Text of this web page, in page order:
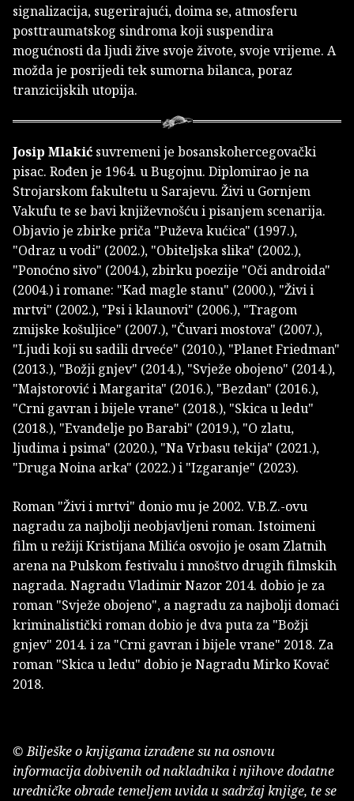
signalizacija, sugerirajući, doima se, atmosferu
posttraumatskog sindroma koji suspendira
mogućnosti da ljudi žive svoje živote, svoje vrijeme. A
možda je posrijedi tek sumorna bilanca, poraz
tranzicijskih utopija.
Josip Mlakić suvremeni je bosanskohercegovački
pisac. Rođen je 1964. u Bugojnu. Diplomirao je na
Strojarskom fakultetu u Sarajevu. Živi u Gornjem
Vakufu te se bavi književnošću i pisanjem scenarija.
Objavio je zbirke priča "Puževa kućica" (1997.),
"Odraz u vodi" (2002.), "Obiteljska slika" (2002.),
"Ponoćno sivo" (2004.), zbirku poezije "Oči androida"
(2004.) i romane: "Kad magle stanu" (2000.), "Živi i
mrtvi" (2002.), "Psi i klaunovi" (2006.), "Tragom
zmijske košuljice" (2007.), "Čuvari mostova" (2007.),
"Ljudi koji su sadili drveće" (2010.), "Planet Friedman"
(2013.), "Božji gnjev" (2014.), "Svježe obojeno" (2014.),
"Majstorović i Margarita" (2016.), "Bezdan" (2016.),
"Crni gavran i bijele vrane" (2018.), "Skica u ledu"
(2018.), "Evanđelje po Barabi" (2019.), "O zlatu,
ljudima i psima" (2020.), "Na Vrbasu tekija" (2021.),
"Druga Noina arka" (2022.) i "Izgaranje" (2023).
Roman "Živi i mrtvi" donio mu je 2002. V.B.Z.-ovu
nagradu za najbolji neobjavljeni roman. Istoimeni
film u režiji Kristijana Milića osvojio je osam Zlatnih
arena na Pulskom festivalu i mnoštvo drugih filmskih
nagrada. Nagradu Vladimir Nazor 2014. dobio je za
roman "Svježe obojeno", a nagradu za najbolji domaći
kriminalistički roman dobio je dva puta za "Božji
gnjev" 2014. i za "Crni gavran i bijele vrane" 2018. Za
roman "Skica u ledu" dobio je Nagradu Mirko Kovač
2018.
© Bilješke o knjigama izrađene su na osnovu
informacija dobivenih od nakladnika i njihove dodatne
uredničke obrade temeljem uvida u sadržaj knjige, te se